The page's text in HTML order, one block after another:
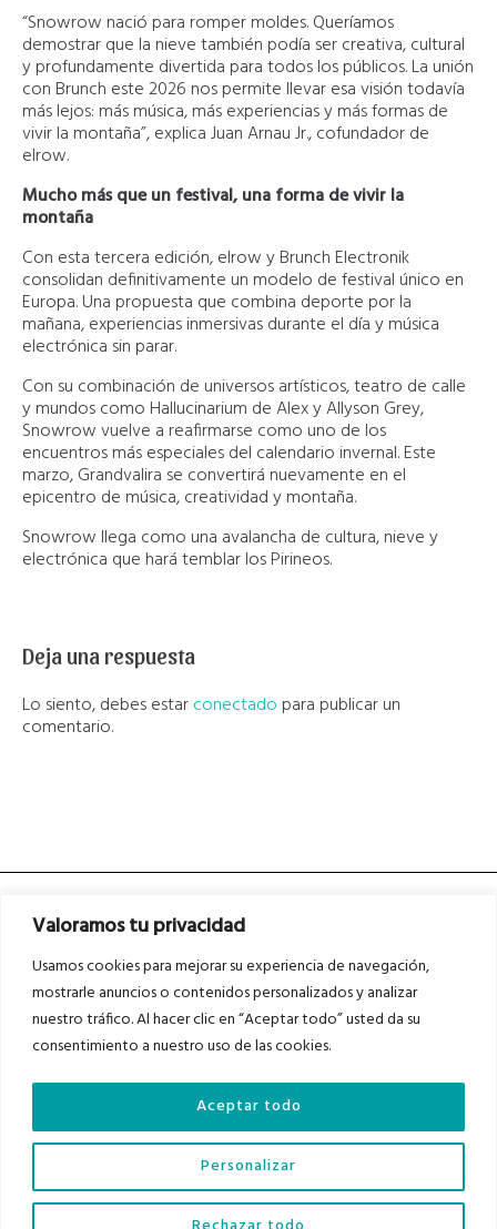
Valoramos tu privacidad
Usamos cookies para mejorar su experiencia de navegación,
mostrarle anuncios o contenidos personalizados y analizar
nuestro tráfico. Al hacer clic en “Aceptar todo” usted da su
consentimiento a nuestro uso de las cookies.
Personalizar
Aceptar todo
“Snowrow nació para romper moldes. Queríamos
demostrar que la nieve también podía ser creativa, cultural
y profundamente divertida para todos los públicos. La unión
con Brunch este 2026 nos permite llevar esa visión todavía
más lejos: más música, más experiencias y más formas de
vivir la montaña”, explica Juan Arnau Jr., cofundador de
elrow.
Mucho más que un festival, una forma de vivir la
montaña
Con esta tercera edición, elrow y Brunch Electronik
consolidan definitivamente un modelo de festival único en
Europa. Una propuesta que combina deporte por la
mañana, experiencias inmersivas durante el día y música
electrónica sin parar.
Con su combinación de universos artísticos, teatro de calle
y mundos como Hallucinarium de Alex y Allyson Grey,
Snowrow vuelve a reafirmarse como uno de los
encuentros más especiales del calendario invernal. Este
marzo, Grandvalira se convertirá nuevamente en el
epicentro de música, creatividad y montaña.
Snowrow llega como una avalancha de cultura, nieve y
electrónica que hará temblar los Pirineos.
Deja una respuesta
Lo siento, debes estarconectado para publicar un
comentario.
Asociados a
Auditados por
Diario del Bajo Cinca © 2023 . Todos los derechos reservados |Aviso Legal